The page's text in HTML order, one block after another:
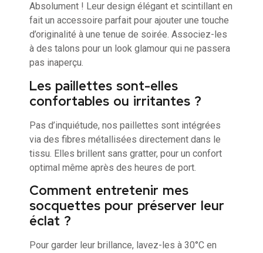
Absolument ! Leur design élégant et scintillant en
fait un accessoire parfait pour ajouter une touche
d’originalité à une tenue de soirée. Associez-les
à des talons pour un look glamour qui ne passera
pas inaperçu.
Les paillettes sont-elles
confortables ou irritantes ?
Pas d’inquiétude, nos paillettes sont intégrées
via des fibres métallisées directement dans le
tissu. Elles brillent sans gratter, pour un confort
optimal même après des heures de port.
Comment entretenir mes
socquettes pour préserver leur
éclat ?
Pour garder leur brillance, lavez-les à 30°C en